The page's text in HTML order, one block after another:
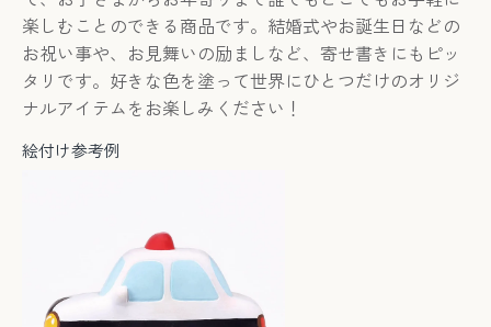
楽しむことのできる商品です。結婚式やお誕生日などの
お祝い事や、お見舞いの励ましなど、寄せ書きにもピッ
タリです。好きな色を塗って世界にひとつだけのオリジ
ナルアイテムをお楽しみください！
絵付け参考例